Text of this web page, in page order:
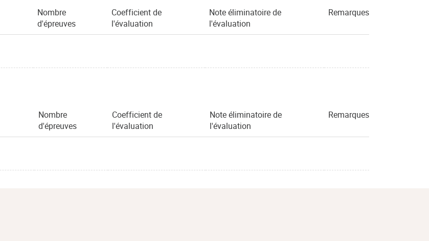
Nombre
d'épreuves
Coefficient de
l'évaluation
Note éliminatoire de
l'évaluation
Remarques
Nombre
d'épreuves
Coefficient de
l'évaluation
Note éliminatoire de
l'évaluation
Remarques